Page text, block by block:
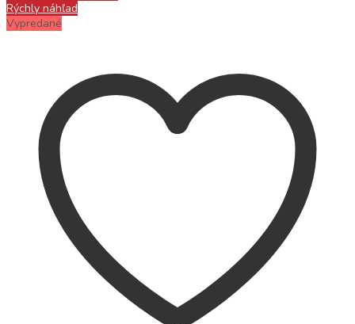
Rýchly náhľad
Vypredané